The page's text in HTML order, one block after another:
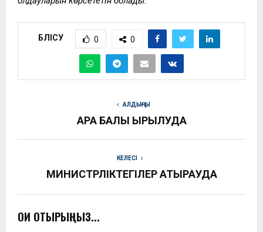
БӨЛІСУ 0 0
АЛДЫҢҒЫ
ҚАРА БАЛЫҚ ҚЫРЫЛУДА
КЕЛЕСІ
МИНИСТРЛІКТЕГІЛЕР АТЫРАУДА
ОҚИ ОТЫРЫҢЫЗ...